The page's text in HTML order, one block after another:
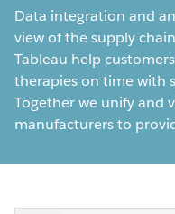
Data integration and
view of the supply
Tableau help
therapies on time with
Together we unify and
manufacturers to